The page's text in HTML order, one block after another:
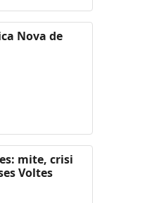
Nova de
mite, crisi
Voltes